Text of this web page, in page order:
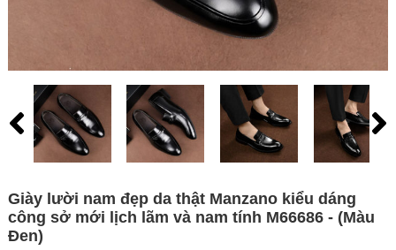
Giày lười nam đẹp da thật Manzano kiểu dáng
công sở mới lịch lãm và nam tính M66686 - (Màu
Đen)